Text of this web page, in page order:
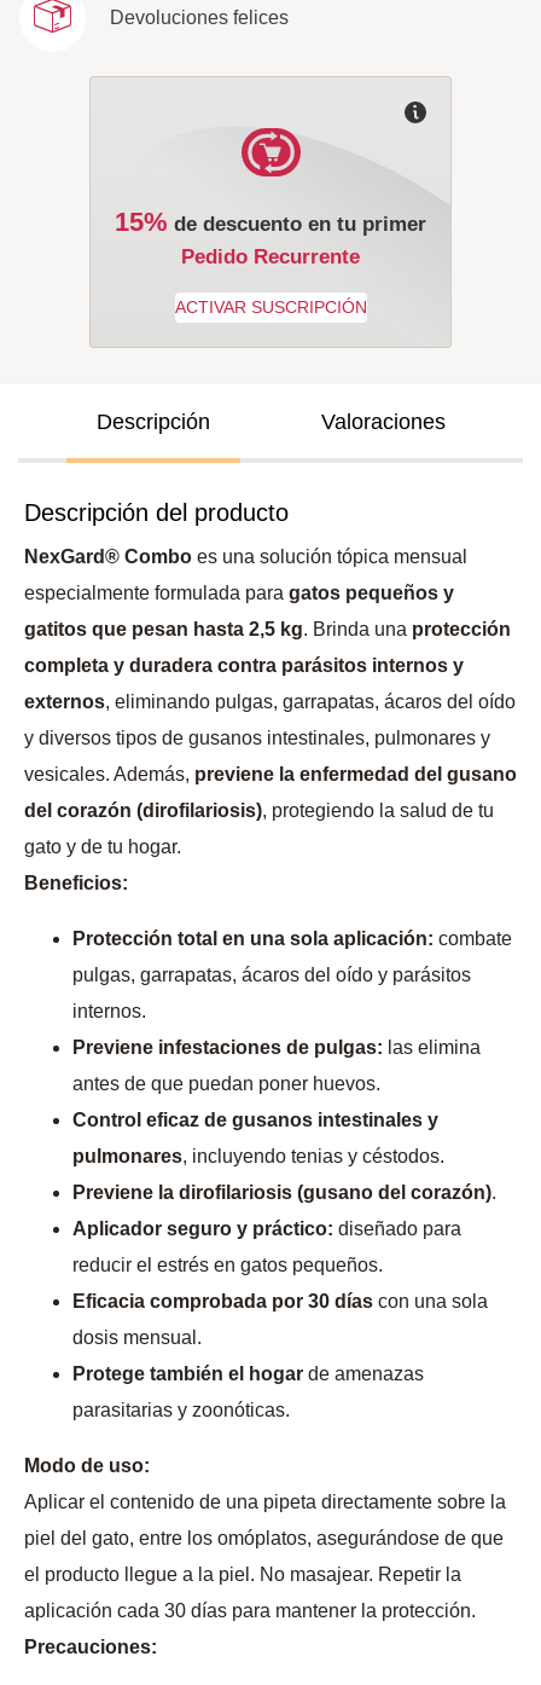
Devoluciones felices
15% de descuento en tu primer
Pedido Recurrente
Descripción Valoraciones
Descripción del producto
NexGard® Combo es una solución tópica mensual
especialmente formulada para gatos pequeños y
gatitos que pesan hasta 2,5 kg. Brinda una protección
completa y duradera contra parásitos internos y
externos, eliminando pulgas, garrapatas, ácaros del oído
y diversos tipos de gusanos intestinales, pulmonares y
vesicales. Además, previene la enfermedad del gusano
del corazón (dirofilariosis), protegiendo la salud de tu
gato y de tu hogar.
Beneficios:
Protección total en una sola aplicación: combate
pulgas, garrapatas, ácaros del oído y parásitos
internos.
Previene infestaciones de pulgas: las elimina
antes de que puedan poner huevos.
Control eficaz de gusanos intestinales y
pulmonares, incluyendo tenias y céstodos.
Previene la dirofilariosis (gusano del corazón).
Aplicador seguro y práctico: diseñado para
reducir el estrés en gatos pequeños.
Eficacia comprobada por 30 días con una sola
dosis mensual.
Protege también el hogar de amenazas
parasitarias y zoonóticas.
Modo de uso:
Aplicar el contenido de una pipeta directamente sobre la
piel del gato, entre los omóplatos, asegurándose de que
el producto llegue a la piel. No masajear. Repetir la
aplicación cada 30 días para mantener la protección.
Precauciones: